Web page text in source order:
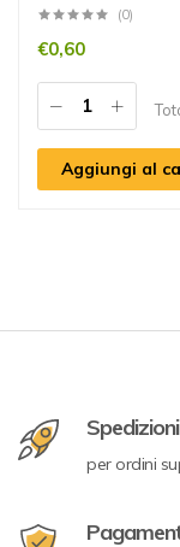
(0)
€0,60
Aggiungi al
per ordini